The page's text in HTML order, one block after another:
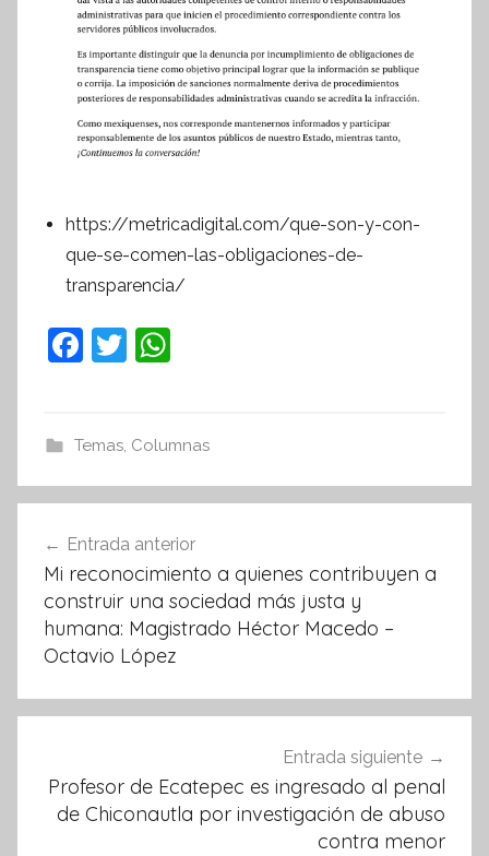
https://metricadigital.com/que-son-y-con-
que-se-comen-las-obligaciones-de-
transparencia/
F
e
b
o
k
T
er s
A
p
Temas, Columnas
de
entradas
Entrada anterior
Mi reconocimiento a quienes contribuyen a
construir una sociedad más justa y
humana: Magistrado Héctor Macedo –
Octavio López
Entrada siguiente
Profesor de Ecatepec es ingresado al penal
de Chiconautla por investigación de abuso
contra menor